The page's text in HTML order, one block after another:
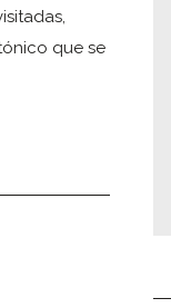
que se